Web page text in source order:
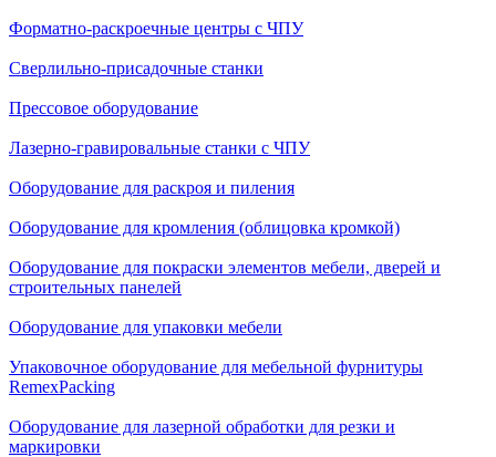
Форматно-раскроечные центры с ЧПУ
Сверлильно-присадочные станки
Прессовое оборудование
Лазерно-гравировальные станки с ЧПУ
Оборудование для раскроя и пиления
Оборудование для кромления (облицовка кромкой)
Оборудование для покраски элементов мебели, дверей и
строительных панелей
Оборудование для упаковки мебели
Упаковочное оборудование для мебельной фурнитуры
RemexPacking
Оборудование для лазерной обработки для резки и
маркировки